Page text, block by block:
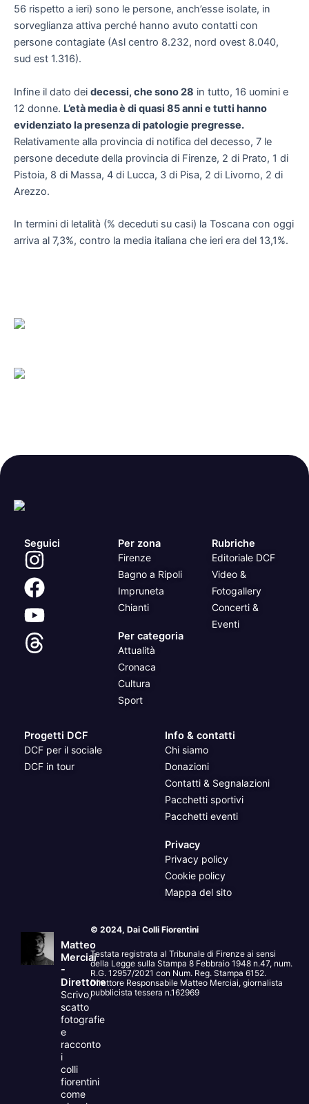
56 rispetto a ieri) sono le persone, anch’esse isolate, in
sorveglianza attiva perché hanno avuto contatti con
persone contagiate (Asl centro 8.232, nord ovest 8.040,
sud est 1.316).
Infine il dato dei decessi, che sono 28 in tutto, 16 uomini e
12 donne. L’età media è di quasi 85 anni e tutti hanno
evidenziato la presenza di patologie pregresse.
Relativamente alla provincia di notifica del decesso, 7 le
persone decedute della provincia di Firenze, 2 di Prato, 1 di
Pistoia, 8 di Massa, 4 di Lucca, 3 di Pisa, 2 di Livorno, 2 di
Arezzo.
In termini di letalità (% deceduti su casi) la Toscana con oggi
arriva al 7,3%, contro la media italiana che ieri era del 13,1%.
Seguici Per zona
Firenze
Bagno a Ripoli
Impruneta
Chianti
Per categoria
Attualità
Cronaca
Cultura
Sport
Rubriche
Editoriale DCF
Video &
Fotogallery
Concerti &
Eventi
Progetti DCF
DCF per il sociale
DCF in tour
Info & contatti
Chi siamo
Donazioni
Contatti & Segnalazioni
Pacchetti sportivi
Pacchetti eventi
Privacy
Privacy policy
Cookie policy
Mappa del sito
Matteo
Merciai
-
Direttore
Scrivo,
scatto
fotografie
e
racconto
i
colli
fiorentini
come
© 2024, Dai Colli Fiorentini
Testata registrata al Tribunale di Firenze ai sensi
della Legge sulla Stampa 8 Febbraio 1948 n.47, num.
R.G. 12957/2021 con Num. Reg. Stampa 6152.
Direttore Responsabile Matteo Merciai, giornalista
pubblicista tessera n.162969